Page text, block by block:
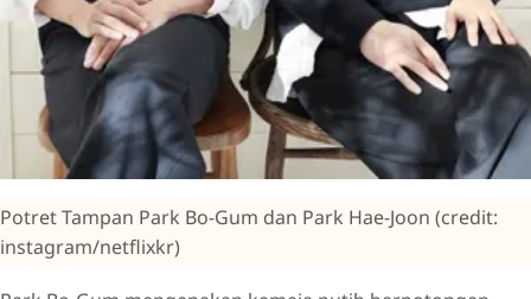
Potret Tampan Park Bo-Gum dan Park Hae-Joon (credit:
instagram/netflixkr)